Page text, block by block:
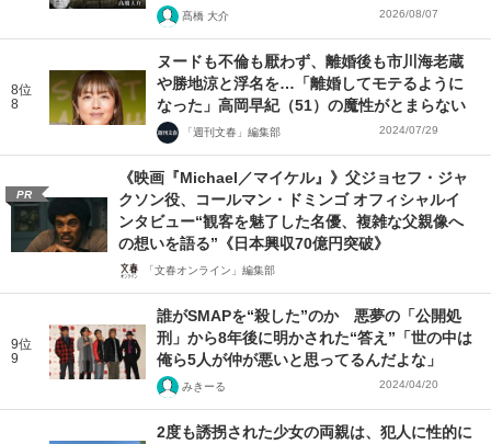
髙橋 大介 2026/08/07
8位
8
ヌードも不倫も厭わず、離婚後も市川海老蔵
や勝地涼と浮名を…「離婚してモテるように
なった」高岡早紀（51）の魔性がとまらない
「週刊文春」編集部 2024/07/29
PR
《映画『Michael／マイケル』》父ジョセフ・ジャ
クソン役、コールマン・ドミンゴ オフィシャルイ
ンタビュー“観客を魅了した名優、複雑な父親像へ
の想いを語る”《日本興収70億円突破》
「文春オンライン」編集部
9位
9
誰がSMAPを“殺した”のか 悪夢の「公開処
刑」から8年後に明かされた“答え”「世の中は
俺ら5人が仲が悪いと思ってるんだよな」
みきーる 2024/04/20
2度も誘拐された少女の両親は、犯人に性的に